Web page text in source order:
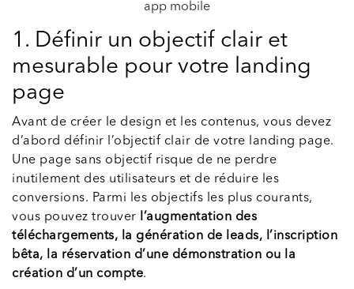
app mobile
1. Définir un objectif clair et
mesurable pour votre landing
page
Avant de créer le design et les contenus, vous devez
d’abord définir l’objectif clair de votre landing page.
Une page sans objectif risque de ne perdre
inutilement des utilisateurs et de réduire les
conversions. Parmi les objectifs les plus courants,
vous pouvez trouver l’augmentation des
téléchargements, la génération de leads, l’inscription
bêta, la réservation d’une démonstration ou la
création d’un compte.